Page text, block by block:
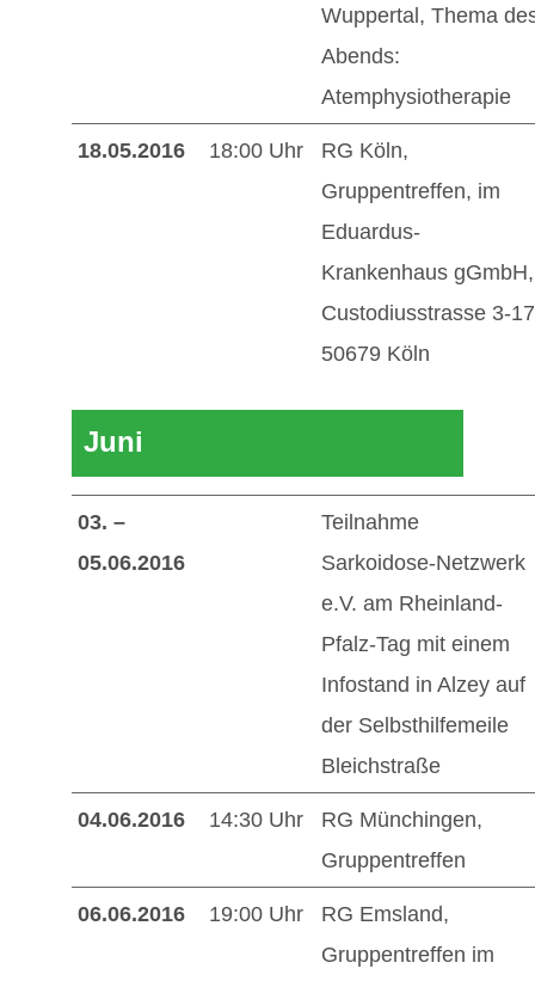
Wuppertal, Thema
Abends:
Atemphysiotherapie
18.05.2016 18:00 Uhr
RG Köln,
Gruppentreffen, im
Eduardus-
Krankenhaus gGmbH,
Custodiusstrasse 3-
50679 Köln
Juni
03. –
05.06.2016
Teilnahme
Sarkoidose-Netzwerk
e.V. am Rheinland-
Pfalz-Tag mit einem
Infostand in Alzey auf
der Selbsthilfemeile
Bleichstraße
04.06.2016 14:30 Uhr
RG Münchingen,
Gruppentreffen
06.06.2016 19:00 Uhr
RG Emsland,
Gruppentreffen im